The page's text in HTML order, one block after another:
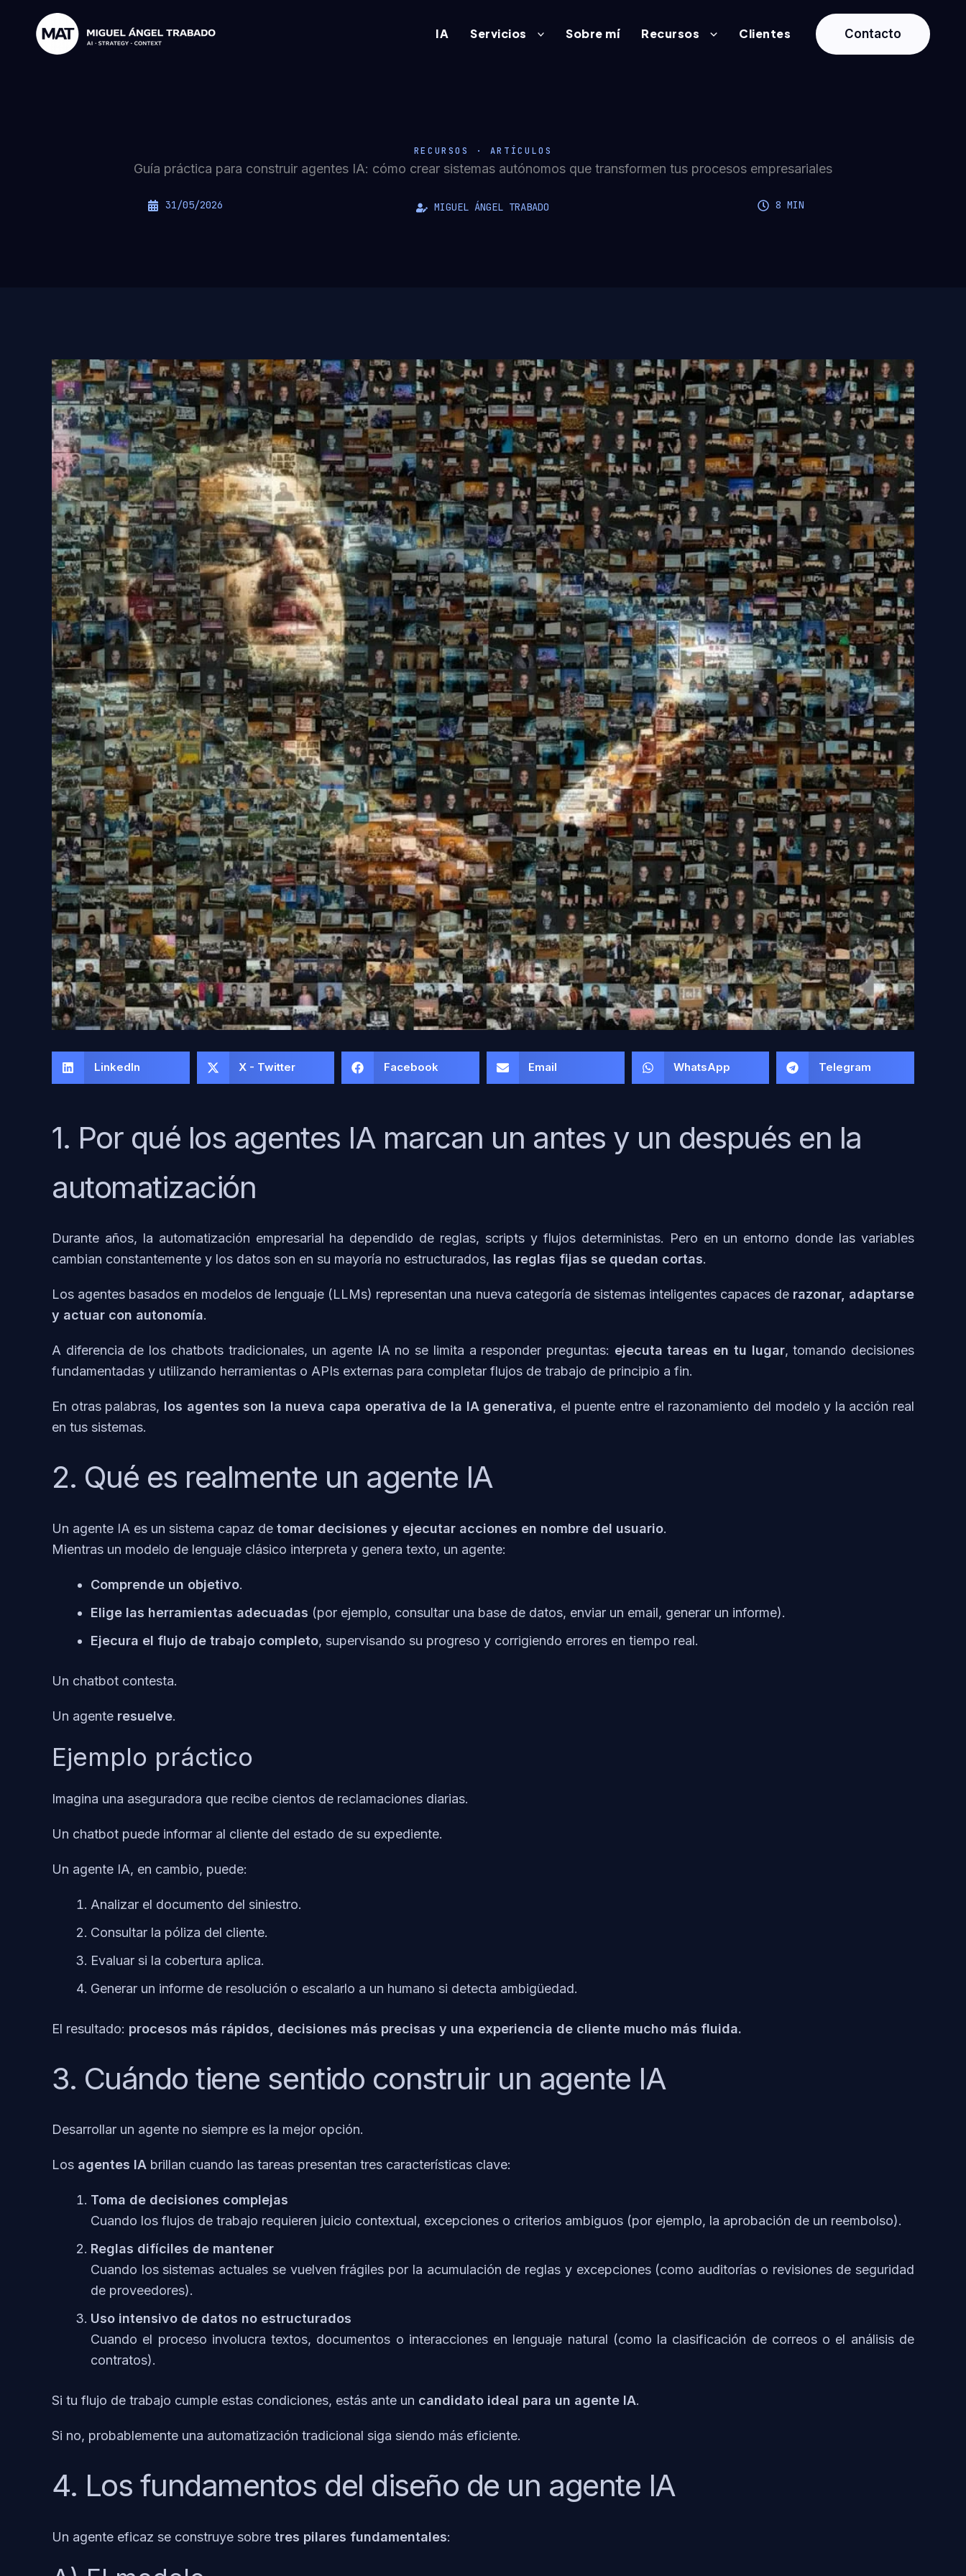
contenido
IA Servicios Sobre mí Recursos Clientes Contacto
RECURSOS · ARTÍCULOS
Guía práctica para construir agentes IA: cómo crear sistemas autónomos que transformen tus procesos empresariales
31/05/2026 MIGUEL ÁNGEL TRABADO 8 MIN
LinkedIn X - Twitter Facebook Email WhatsApp Telegram
1. Por qué los agentes IA marcan un antes y un después en la
automatización
Durante años, la automatización empresarial ha dependido de reglas, scripts y flujos deterministas. Pero en un entorno donde las variables
cambian constantemente y los datos son en su mayoría no estructurados, las reglas fijas se quedan cortas.
Los agentes basados en modelos de lenguaje (LLMs) representan una nueva categoría de sistemas inteligentes capaces de razonar, adaptarse
y actuar con autonomía.
A diferencia de los chatbots tradicionales, un agente IA no se limita a responder preguntas: ejecuta tareas en tu lugar, tomando decisiones
fundamentadas y utilizando herramientas o APIs externas para completar flujos de trabajo de principio a fin.
En otras palabras, los agentes son la nueva capa operativa de la IA generativa, el puente entre el razonamiento del modelo y la acción real
en tus sistemas.
2. Qué es realmente un agente IA
Un agente IA es un sistema capaz de tomar decisiones y ejecutar acciones en nombre del usuario.
Mientras un modelo de lenguaje clásico interpreta y genera texto, un agente:
Comprende un objetivo.
Elige las herramientas adecuadas (por ejemplo, consultar una base de datos, enviar un email, generar un informe).
Ejecura el flujo de trabajo completo, supervisando su progreso y corrigiendo errores en tiempo real.
Un chatbot contesta.
Un agente resuelve.
Ejemplo práctico
Imagina una aseguradora que recibe cientos de reclamaciones diarias.
Un chatbot puede informar al cliente del estado de su expediente.
Un agente IA, en cambio, puede:
Analizar el documento del siniestro.
Consultar la póliza del cliente.
Evaluar si la cobertura aplica.
Generar un informe de resolución o escalarlo a un humano si detecta ambigüedad.
El resultado: procesos más rápidos, decisiones más precisas y una experiencia de cliente mucho más fluida.
3. Cuándo tiene sentido construir un agente IA
Desarrollar un agente no siempre es la mejor opción.
Los agentes IA brillan cuando las tareas presentan tres características clave:
Toma de decisiones complejas
Cuando los flujos de trabajo requieren juicio contextual, excepciones o criterios ambiguos (por ejemplo, la aprobación de un reembolso).
Reglas difíciles de mantener
Cuando los sistemas actuales se vuelven frágiles por la acumulación de reglas y excepciones (como auditorías o revisiones de seguridad
de proveedores).
Uso intensivo de datos no estructurados
Cuando el proceso involucra textos, documentos o interacciones en lenguaje natural (como la clasificación de correos o el análisis de
contratos).
Si tu flujo de trabajo cumple estas condiciones, estás ante un candidato ideal para un agente IA.
Si no, probablemente una automatización tradicional siga siendo más eficiente.
4. Los fundamentos del diseño de un agente IA
Un agente eficaz se construye sobre tres pilares fundamentales: